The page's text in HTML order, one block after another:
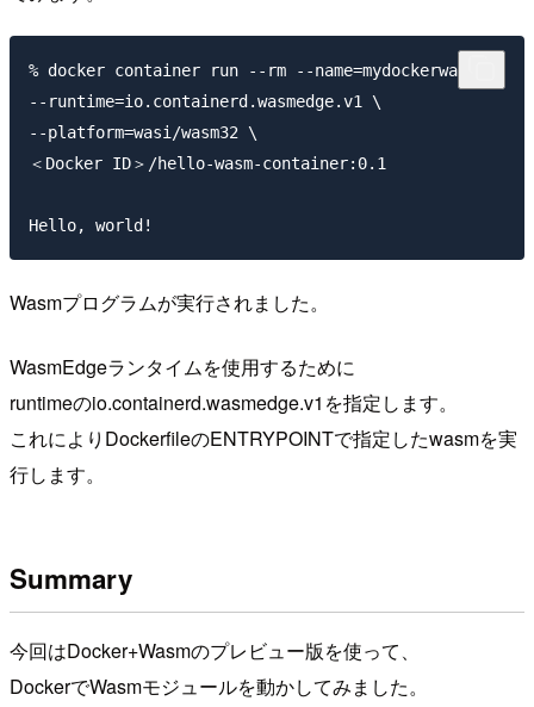
% docker container run --rm --name=mydockerwasm \
--runtime=io.containerd.wasmedge.v1 \
--platform=wasi/wasm32 \
＜Docker ID＞/hello-wasm-container:0.1
Wasmプログラムが実行されました。
WasmEdgeランタイムを使用するために
runtimeのio.containerd.wasmedge.v1を指定します。
これによりDockerfileのENTRYPOINTで指定したwasmを実
行します。
Summary
今回はDocker+Wasmのプレビュー版を使って、
DockerでWasmモジュールを動かしてみました。